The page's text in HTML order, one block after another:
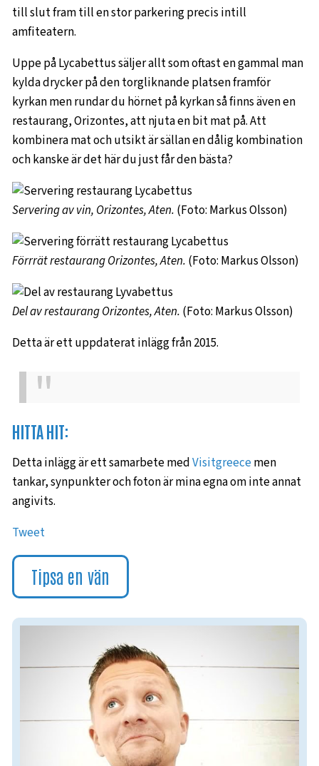
till slut fram till en stor parkering precis intill
amfiteatern.
Uppe på Lycabettus säljer allt som oftast en gammal man
kylda drycker på den torgliknande platsen framför
kyrkan men rundar du hörnet på kyrkan så finns även en
restaurang, Orizontes, att njuta en bit mat på. Att
kombinera mat och utsikt är sällan en dålig kombination
och kanske är det här du just får den bästa?
Servering av vin, Orizontes, Aten. (Foto: Markus Olsson)
Förrrät restaurang Orizontes, Aten. (Foto: Markus Olsson)
Del av restaurang Orizontes, Aten. (Foto: Markus Olsson)
Detta är ett uppdaterat inlägg från 2015.
HITTA HIT:
Detta inlägg är ett samarbete medVisitgreecemen
tankar, synpunkter och foton är mina egna om inte annat
angivits.
Tweet
Tipsa en vän